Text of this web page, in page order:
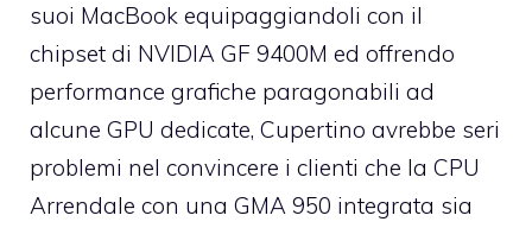
suoi MacBook equipaggiandoli con il
chipset di NVIDIA GF 9400M ed offrendo
performance grafiche paragonabili ad
alcune GPU dedicate, Cupertino avrebbe seri
problemi nel convincere i clienti che la CPU
Arrendale con una GMA 950 integrata sia